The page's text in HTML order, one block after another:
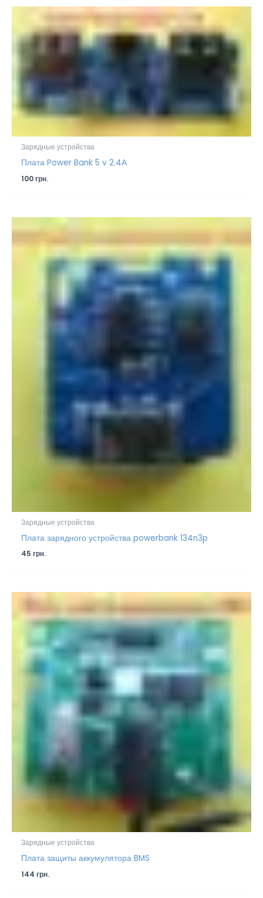
Зарядные устройства
Плата Power Bank 5 v 2.4А
100грн.
Зарядные устройства
Плата зарядного устройства powerbank 134n3p
45грн.
Зарядные устройства
Плата защиты аккумулятора BMS
144грн.